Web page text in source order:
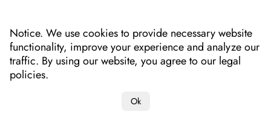
Vitamins. Sada „Inteligentní hubnutí“ (100230 + 100219 +
100209 + 100235)
Notice. We use cookies to provide necessary website
functionality, improve your experience and analyze our
traffic. By using our website, you agree to our legal
policies.
Ok